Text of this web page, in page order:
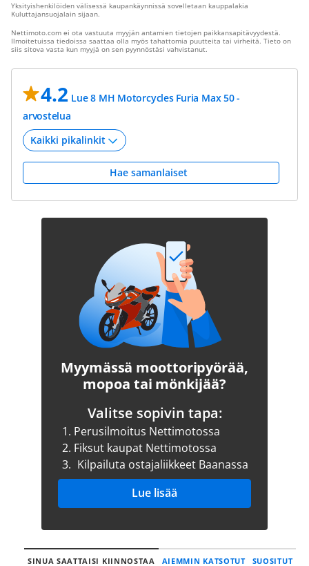
Yksityishenkilöiden välisessä kaupankäynnissä sovelletaan kauppalakia
Kuluttajansuojalain sijaan.
Nettimoto.com ei ota vastuuta myyjän antamien tietojen paikkansapitävyydestä.
Ilmoitetuissa tiedoissa saattaa olla myös tahattomia puutteita tai virheitä. Tieto on
siis sitova vasta kun myyjä on sen pyynnöstäsi vahvistanut.
4.2 Lue 8 MH Motorcycles Furia Max 50 -
arvostelua
Hae samanlaiset
Myymässä moottoripyörää,
mopoa tai mönkijää?
Valitse sopivin tapa:
1. Perusilmoitus Nettimotossa
2. Fiksut kaupat Nettimotossa
3. Kilpailuta ostajaliikkeet Baanassa
Lue lisää
SINUA SAATTAISI KIINNOSTAA AIEMMIN KATSOTUT SUOSITUT